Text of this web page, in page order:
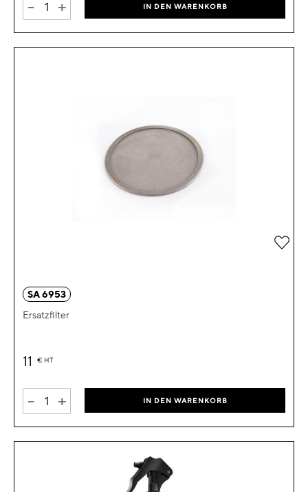
- + IN DEN WARENKORB
SA 6953
Ersatzfilter
11 € HT
- + IN DEN WARENKORB
Zur